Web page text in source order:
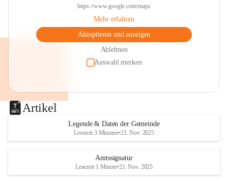
https://www.google.com/maps
Mehr erfahren
Akzeptieren und anzeigen
Ablehnen
Auswahl merken
Artikel
Legende & Daten der Gemeinde
Lesezeit 3 Minuten•21. Nov. 2025
Amtssignatur
Lesezeit 1 Minute•21. Nov. 2025